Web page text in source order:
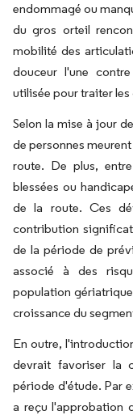
endommagé ou
du gros orteil
mobilité des
douceur l'une
utilisée pour traiter
Selon la mise à jour
de personnes
route. De plus,
blessées ou
de la route. Ces
contribution
de la période de
associé à des
population
croissance du
En outre,
devrait favoriser la
période d'étude. Par
a reçu l'approbation